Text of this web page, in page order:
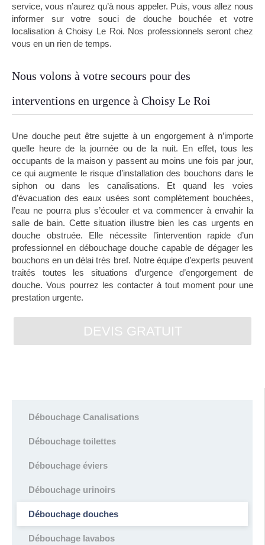
service, vous n’aurez qu’à nous appeler. Puis, vous allez nous
informer sur votre souci de douche bouchée et votre
localisation à Choisy Le Roi. Nos professionnels seront chez
vous en un rien de temps.
Nous volons à votre secours pour des
interventions en urgence à Choisy Le Roi
Une douche peut être sujette à un engorgement à n’importe
quelle heure de la journée ou de la nuit. En effet, tous les
occupants de la maison y passent au moins une fois par jour,
ce qui augmente le risque d’installation des bouchons dans le
siphon ou dans les canalisations. Et quand les voies
d’évacuation des eaux usées sont complètement bouchées,
l’eau ne pourra plus s’écouler et va commencer à envahir la
salle de bain. Cette situation illustre bien les cas urgents en
douche obstruée. Elle nécessite l’intervention rapide d’un
professionnel en débouchage douche capable de dégager les
bouchons en un délai très bref. Notre équipe d’experts peuvent
traités toutes les situations d’urgence d’engorgement de
douche. Vous pourrez les contacter à tout moment pour une
prestation urgente.
DEVIS GRATUIT
Débouchage Canalisations
Débouchage toilettes
Débouchage éviers
Débouchage urinoirs
Débouchage douches
Débouchage lavabos